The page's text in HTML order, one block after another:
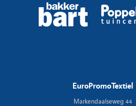
EuroPromoTextiel
Markendaalseweg 44